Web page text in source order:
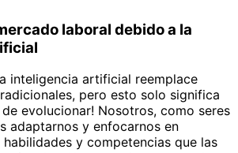
laboral debido a la
inteligencia artificial reemplace
pero esto solo significa
de evolucionar! Nosotros, como seres
adaptarnos y enfocarnos en
y competencias que las